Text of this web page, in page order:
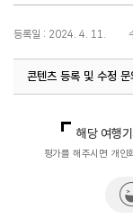
등록일 : 2024. 4. 11.
콘텐츠 등록 및 수정 문
해당 여행
평가를 해주시면 개인